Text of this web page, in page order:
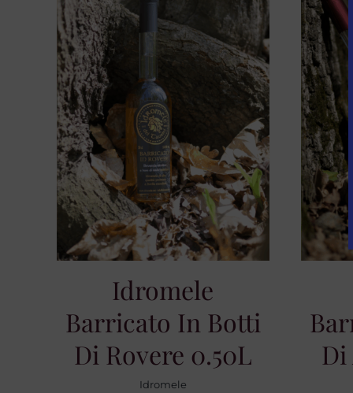
Idromele
Barricato In Botti
Di Rovere 0.50L
Idromele
Di